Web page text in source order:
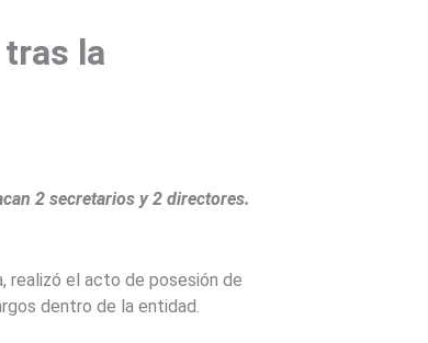
la
2 secretarios y 2 directores.
realizó el acto de posesión de
dentro de la entidad.